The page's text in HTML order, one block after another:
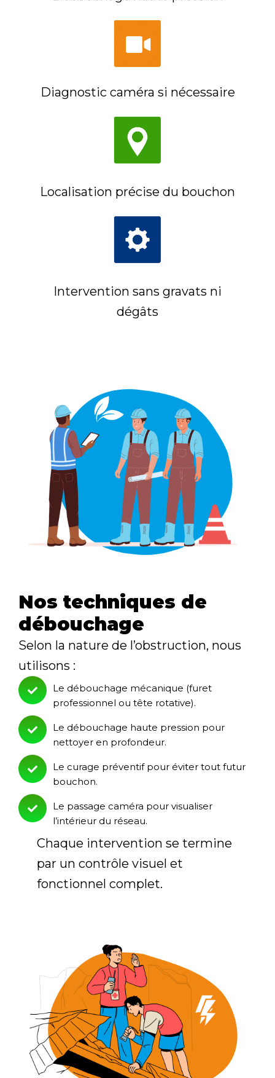
Diagnostic caméra si nécessaire
Localisation précise du bouchon
Intervention sans gravats ni
dégâts
Nos techniques de
débouchage
Selon la nature de l’obstruction, nous
utilisons :
Le débouchage mécanique (furet
professionnel ou tête rotative).
Le débouchage haute pression pour
nettoyer en profondeur.
Le curage préventif pour éviter tout futur
bouchon.
Le passage caméra pour visualiser
l’intérieur du réseau.
Chaque intervention se termine
par un contrôle visuel et
fonctionnel complet.